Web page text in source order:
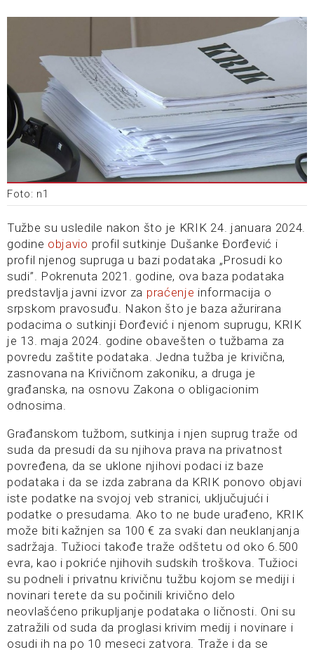
Foto: n1
Tužbe su usledile nakon što je KRIK 24. januara 2024.
godine objavio profil sutkinje Dušanke Đorđević i
profil njenog supruga u bazi podataka „Prosudi ko
sudi”. Pokrenuta 2021. godine, ova baza podataka
predstavlja javni izvor za praćenje informacija o
srpskom pravosuđu. Nakon što je baza ažurirana
podacima o sutkinji Đorđević i njenom suprugu, KRIK
je 13. maja 2024. godine obavešten o tužbama za
povredu zaštite podataka. Jedna tužba je krivična,
zasnovana na Krivičnom zakoniku, a druga je
građanska, na osnovu Zakona o obligacionim
odnosima.
Građanskom tužbom, sutkinja i njen suprug traže od
suda da presudi da su njihova prava na privatnost
povređena, da se uklone njihovi podaci iz baze
podataka i da se izda zabrana da KRIK ponovo objavi
iste podatke na svojoj veb stranici, uključujući i
podatke o presudama. Ako to ne bude urađeno, KRIK
može biti kažnjen sa 100 € za svaki dan neuklanjanja
sadržaja. Tužioci takođe traže odštetu od oko 6.500
evra, kao i pokriće njihovih sudskih troškova. Tužioci
su podneli i privatnu krivičnu tužbu kojom se mediji i
novinari terete da su počinili krivično delo
neovlašćeno prikupljanje podataka o ličnosti. Oni su
zatražili od suda da proglasi krivim medij i novinare i
osudi ih na po 10 meseci zatvora. Traže i da se